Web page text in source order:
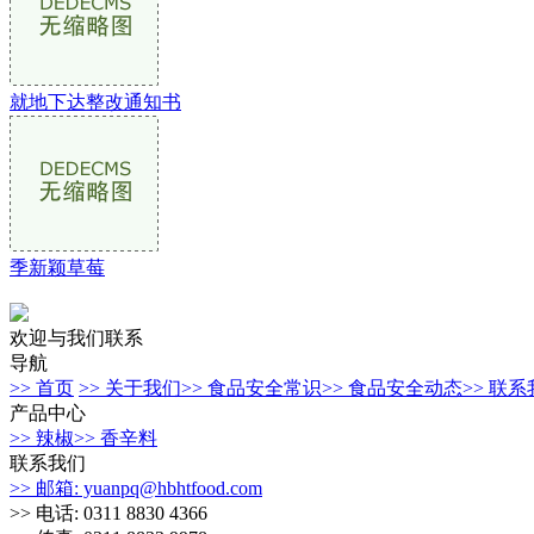
就地下达整改通知书
季新颖草莓
欢迎与我们联系
导航
>> 首页 >> 关于我们>> 食品安全常识>> 食品安全动态>> 联系
产品中心
>> 辣椒>> 香辛料
联系我们
>> 邮箱: yuanpq@hbhtfood.com
>> 电话: 0311 8830 4366